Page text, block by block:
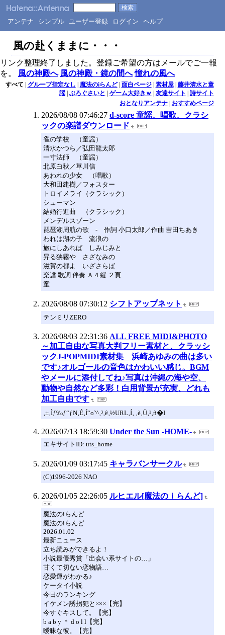
アンテナ シンプル ユーザー登録 ログイン ヘルプ
風の赴くままに・・・
リンク整理終了しました。登録ご希望の方はメールでご一報
を。 風の神殿へ 風の神殿・鏡の間へ 憧れの風へ
すべて | グループ指定なし | 魔法のiらんど| 面白ページ| 素材屋| 藤井清水と童
謡| ぶろぐさいと | ゲーム大好きｗ | 友達サイト | 詩サイト
おとなりアンテナ| おすすめページ
2026/08/08 07:46:27 d-score 童謡、唱歌、クラシ
ックの楽譜ダウンロード
雀の学校 （童謡）
清水かつら／弘田龍太郎
一寸法師 （童謡）
北原白秋／草川信
あわれの少女 （唱歌）
大和田建樹／フォスター
トロイメライ（クラシック）
シューマン
結婚行進曲 （クラシック）
メンデルスゾーン
琵琶湖周航の歌 ‐ 作詞 小口太郎／作曲 吉田ちあき
われは湖の子 流浪の
旅にしあれば しみじみと
昇る狭霧や さざなみの
滋賀の都よ いざさらば
楽譜 歌詞 伴奏 Ａ４縦 ２頁
童
2026/08/08 07:30:12 シフトアップネット
テンミリZERO
2026/08/03 22:31:36 ALL FREE MIDI&PHOTO
～加工自由な写真大判フリー素材と、クラッシ
ックJ-POPMIDI素材集 浜崎あゆみの曲は多い
です♪オルゴールの音色はかわいい感じ。BGM
やメールに添付してね♪写真は沖縄の海や空、
動物や自然など多彩！白用背景が充実、どれも
加工自由です
‚±‚Ìƒ‰ƒ“ƒN‚É‚Í“o˜^‚³‚ê‚½URL‚Í‚ ‚è‚Ü‚¹‚ñ�I
2026/07/13 18:59:30 Under the Sun -HOME-
エキサイトID: uts_home
2026/01/09 03:17:45 キャラバンサークル
(C)1996-2026 NAO
2026/01/05 22:26:05 ルヒエル[魔法のｉらんど]
魔法のiらんど
魔法のiらんど
2026.01.02
最新ニュース
立ち読みができるよ！
小説最優秀賞「出会い系サイトの…」
甘くて切ない恋物語…
恋愛運がわかる♪
ケータイ小説
今日のランキング
イケメン誘拐犯と×××【完】
今すぐキスして。【完】
b a b y ＊ d o l l【完】
曖昧な彼。【完】